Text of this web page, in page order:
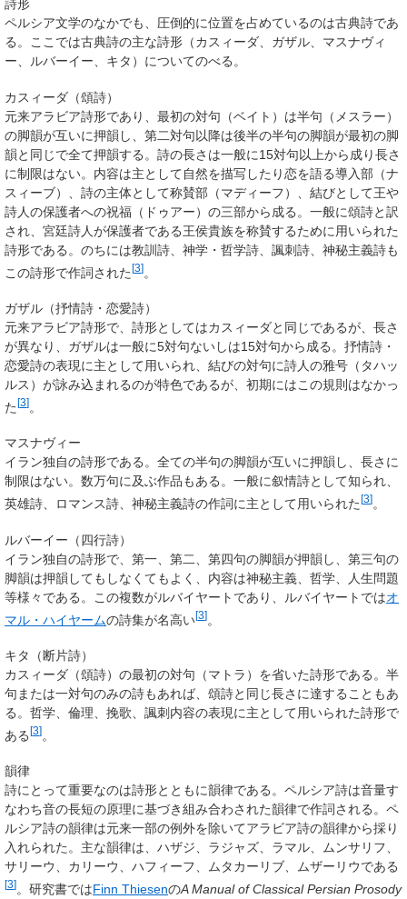
詩形
ペルシア文学のなかでも、圧倒的に位置を占めているのは古典詩であ
る。ここでは古典詩の主な詩形（カスィーダ、ガザル、マスナヴィ
ー、ルバーイー、キタ）についてのべる。
カスィーダ（頌詩）
元来アラビア詩形であり、最初の対句（ベイト）は半句（メスラー）
の脚韻が互いに押韻し、第二対句以降は後半の半句の脚韻が最初の脚
韻と同じで全て押韻する。詩の長さは一般に15対句以上から成り長さ
に制限はない。内容は主として自然を描写したり恋を語る導入部（ナ
スィーブ）、詩の主体として称賛部（マディーフ）、結びとして王や
詩人の保護者への祝福（ドゥアー）の三部から成る。一般に頌詩と訳
され、宮廷詩人が保護者である王侯貴族を称賛するために用いられた
詩形である。のちには教訓詩、神学・哲学詩、諷刺詩、神秘主義詩も
この詩形で作詞された[3]。
ガザル（抒情詩・恋愛詩）
元来アラビア詩形で、詩形としてはカスィーダと同じであるが、長さ
が異なり、ガザルは一般に5対句ないしは15対句から成る。抒情詩・
恋愛詩の表現に主として用いられ、結びの対句に詩人の雅号（タハッ
ルス）が詠み込まれるのが特色であるが、初期にはこの規則はなかっ
た[3]。
マスナヴィー
イラン独自の詩形である。全ての半句の脚韻が互いに押韻し、長さに
制限はない。数万句に及ぶ作品もある。一般に叙情詩として知られ、
英雄詩、ロマンス詩、神秘主義詩の作詞に主として用いられた [3] 。
ルバーイー（四行詩）
イラン独自の詩形で、第一、第二、第四句の脚韻が押韻し、第三句の
脚韻は押韻してもしなくてもよく、内容は神秘主義、哲学、人生問題
等様々である。この複数がルバイヤートであり、ルバイヤートではオ
マル・ハイヤームの詩集が名高い[3]
キタ（断片詩）
カスィーダ（頌詩）の最初の対句（マトラ）を省いた詩形である。半
句または一対句のみの詩もあれば、頌詩と同じ長さに達することもあ
る。哲学、倫理、挽歌、諷刺内容の表現に主として用いられた詩形で
ある[3]。
韻律
詩にとって重要なのは詩形とともに韻律である。ペルシア詩は音量す
なわち音の長短の原理に基づき組み合わされた韻律で作詞される。ペ
ルシア詩の韻律は元来一部の例外を除いてアラビア詩の韻律から採り
入れられた。主な韻律は、ハザジ、ラジャズ、ラマル、ムンサリフ、
サリーウ、カリーウ、ハフィーフ、ムタカーリブ、ムザーリウである
[3] 。研究書ではFinn ThiesenのA Manual of Classical Persian Prosody